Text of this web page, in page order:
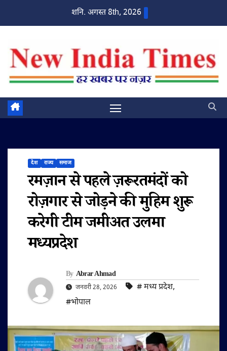
शनि. अगस्त 8th, 2026
देश राज्य समाज
रमज़ान से पहले ज़रूरतमंदों को
रोज़गार से जोड़ने की मुहिम शुरू
करेगी टीम जमीअत उलमा
मध्यप्रदेश
By Abrar Ahmad
जनवरी 28, 2026 #‌ मध्य प्रदेश,
#भोपाल